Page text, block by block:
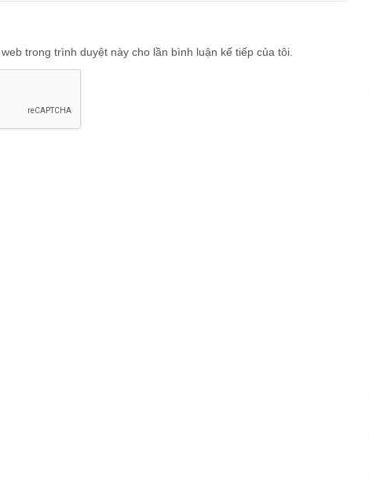
trong trình duyệt này cho lần bình luận kế tiếp của tôi.